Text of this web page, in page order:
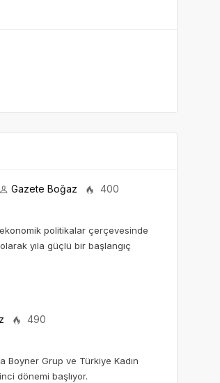
Gazete Boğaz 400
politikalar çerçevesinde
yıla güçlü bir başlangıç
490
Boyner Grup ve Türkiye Kadın
dönemi başlıyor.